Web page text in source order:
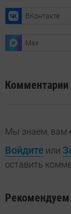
ВКонтакте
Max
Комментарии
Мы знаем, вам
Войдите или
оставить
Рекомендуем